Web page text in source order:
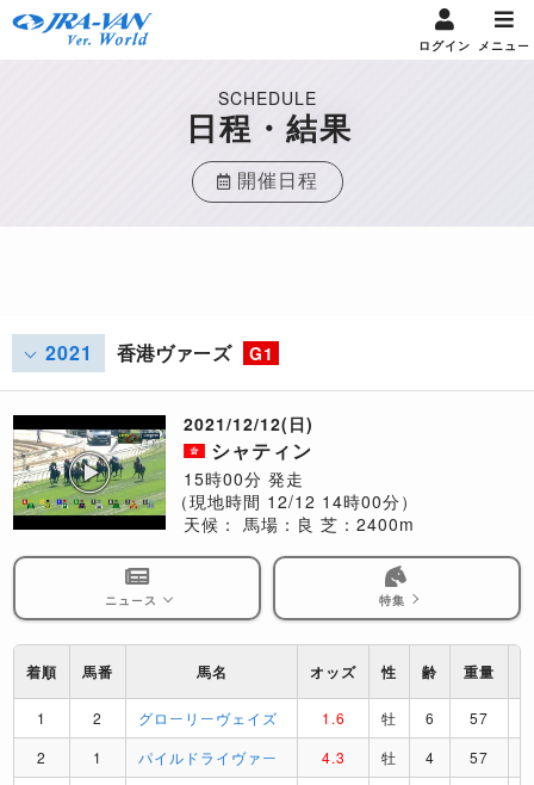
ログイン メニュー
SCHEDULE
日程・結果
開催日程
2021 香港ヴァーズ G1
2021/12/12(日)
シャティン
15時00分 発走
（現地時間 12/12 14時00分）
天候： 馬場：良 芝：2400m
ニュース 特集
着順 馬番 馬名 オッズ 性 齢 重量
1 2 グローリーヴェイズ 1.6 牡 6 57
2
1 パイルドライヴァー 4.3 牡 4 57